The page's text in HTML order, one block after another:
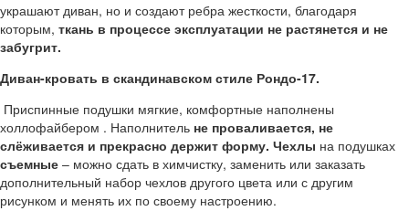
украшают диван, но и создают ребра жесткости, благодаря
которым, ткань в процессе эксплуатации не растянется и не
забугрит.
Диван-кровать в скандинавском стиле Рондо-17.
Приспинные подушки мягкие, комфортные наполнены
холлофайбером . Наполнитель не проваливается, не
слёживается и прекрасно держит форму. Чехлы на подушках
съемные – можно сдать в химчистку, заменить или заказать
дополнительный набор чехлов другого цвета или с другим
рисунком и менять их по своему настроению.